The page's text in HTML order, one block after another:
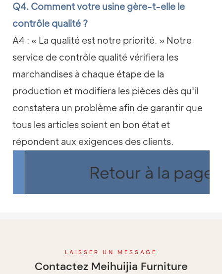
Q4. Comment votre usine gère-t-elle le
contrôle qualité ?
A4 : « La qualité est notre priorité. » Notre
service de contrôle qualité vérifiera les
marchandises à chaque étape de la
production et modifiera les pièces dès qu'il
constatera un problème afin de garantir que
tous les articles soient en bon état et
répondent aux exigences des clients.
Retour à la page
LAISSER UN MESSAGE
Contactez Meihuijia Furniture